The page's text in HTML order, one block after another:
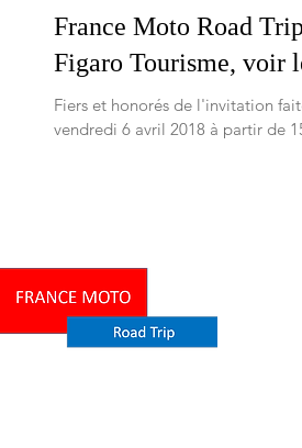
France Moto Road
Figaro Tourisme, voir
Fiers et honorés de l'invitation
vendredi 6 avril 2018 à partir de